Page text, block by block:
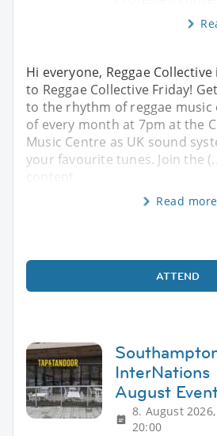
Hi everyone, Reggae
to Reggae Collective Friday!
to the rhythm of reggae
of every month at 7pm at the
Music Centre as UK sound
your favourite tunes. Join the
Read more
ATTEND
InterNations
August
8. August 2026,
20:00